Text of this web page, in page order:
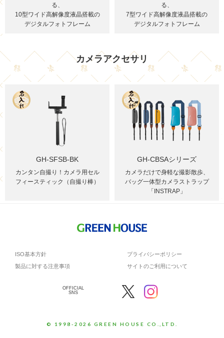
る、
10型ワイド高解像度液晶搭載の
デジタルフォトフレーム
る、
7型ワイド高解像度液晶搭載の
デジタルフォトフレーム
カメラアクセサリ
GH-SFSB-BK
カンタン自撮り！カメラ用セル
フィースティック（自撮り棒）
GH-CBSAシリーズ
カメラだけで身軽な撮影散歩、
バッグ一体型カメラストラップ
「INSTRAP」
ISO基本方針
プライバシーポリシー
製品に対する注意事項
サイトのご利用について
OFFICIAL
SNS
© 1998-2026 GREEN HOUSE CO.,LTD.